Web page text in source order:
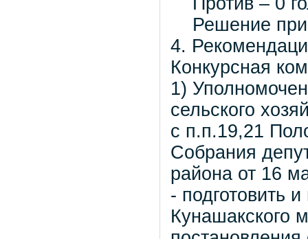
Решение
4.
Конкурсная
1)
сельского
с п.п.19,21
Собрания
района от 16
- подготовить
Кунашакского